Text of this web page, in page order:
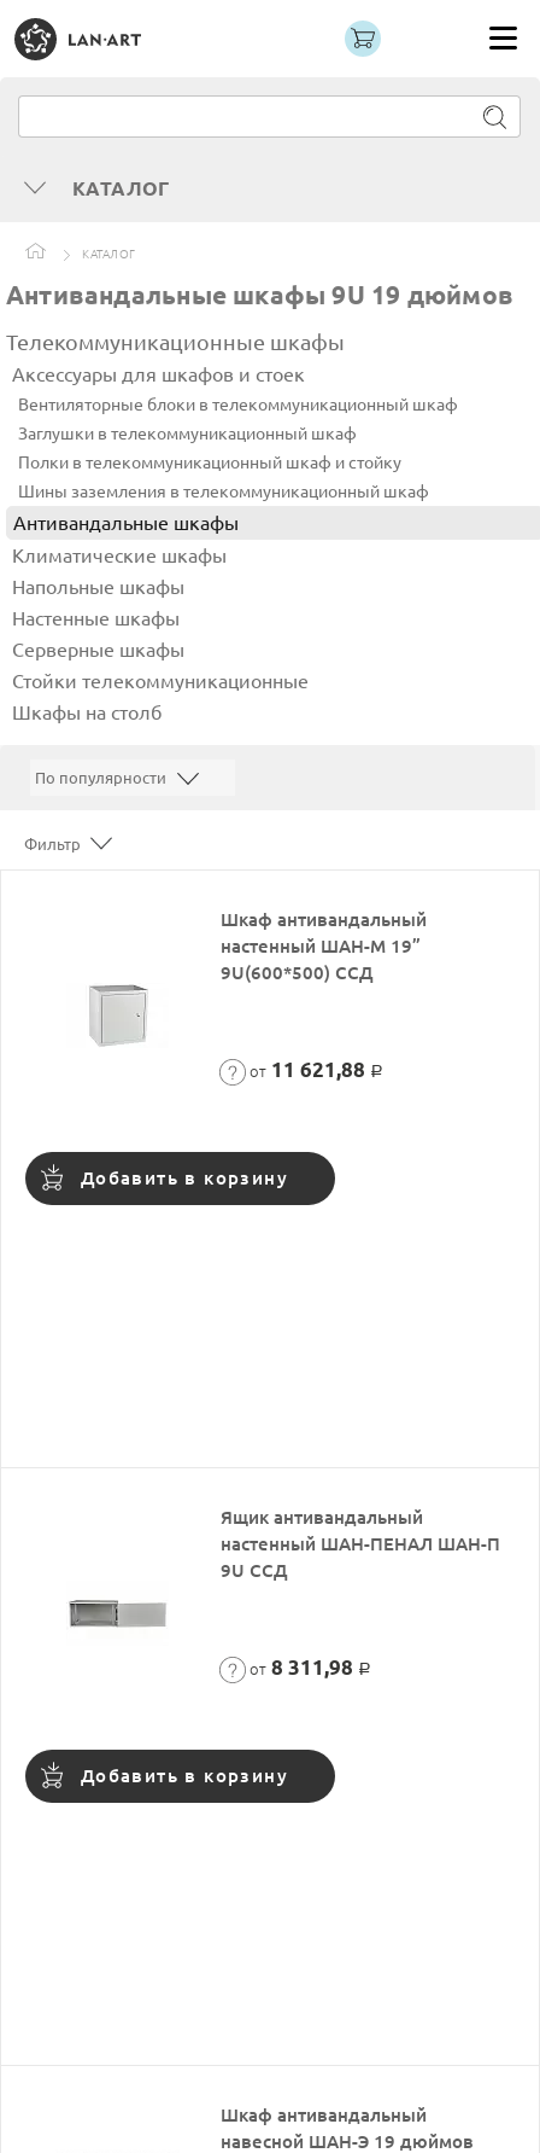
КАТАЛОГ
КАТАЛОГ
Антивандальные шкафы 9U 19 дюймов
Телекоммуникационные шкафы
Аксессуары для шкафов и стоек
Вентиляторные блоки в телекоммуникационный шкаф
Заглушки в телекоммуникационный шкаф
Полки в телекоммуникационный шкаф и стойку
Шины заземления в телекоммуникационный шкаф
Антивандальные шкафы
Климатические шкафы
Напольные шкафы
Настенные шкафы
Серверные шкафы
Стойки телекоммуникационные
Шкафы на столб
Фильтр
Шкаф антивандальный
настенный ШАН-М 19”
9U(600*500) ССД
от 11 621,88 Р
Добавить в корзину
Ящик антивандальный
настенный ШАН-ПЕНАЛ ШАН-П
9U ССД
от 8 311,98 Р
Добавить в корзину
Шкаф антивандальный
навесной ШАН-Э 19 дюймов